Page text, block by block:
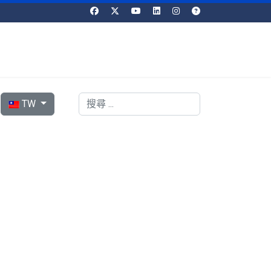
選擇你的語言
TW 搜索